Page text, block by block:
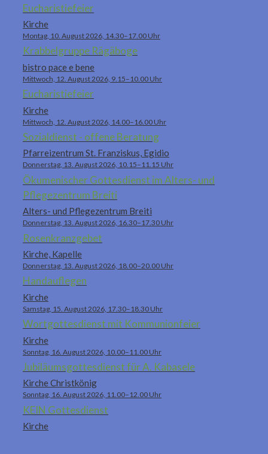
Eucharistiefeier
Kirche
Montag, 10. August 2026, 14.30–17.00 Uhr
Krabbelgruppe Rägäboge
bistro pace e bene
Mittwoch, 12. August 2026, 9.15–10.00 Uhr
Eucharistiefeier
Kirche
Mittwoch, 12. August 2026, 14.00–16.00 Uhr
Sozialdienst - offene Beratung
Pfarreizentrum St. Franziskus, Egidio
Donnerstag, 13. August 2026, 10.15–11.15 Uhr
Ökumenischer Gottesdienst im Alters- und
Pflegezentrum Breiti
Alters- und Pflegezentrum Breiti
Donnerstag, 13. August 2026, 16.30–17.30 Uhr
Rosenkranzgebet
Kirche, Kapelle
Donnerstag, 13. August 2026, 18.00–20.00 Uhr
Handauflegen
Kirche
Samstag, 15. August 2026, 17.30–18.30 Uhr
Wortgottesdienst mit Kommunionfeier
Kirche
Sonntag, 16. August 2026, 10.00–11.00 Uhr
Jubiläumsgottesdienst für A. Kabasele
Kirche Christkönig
Sonntag, 16. August 2026, 11.00–12.00 Uhr
KEIN Gottesdienst
Kirche